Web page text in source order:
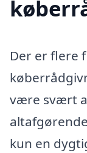
Der er flere
være svært
kun en